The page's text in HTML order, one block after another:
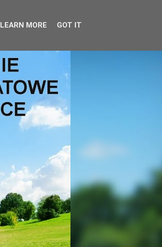
LEARN MORE GOT IT